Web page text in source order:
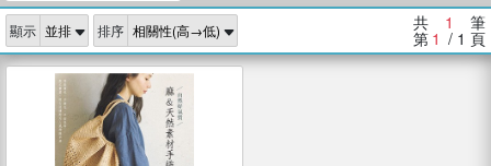
獎 臺灣漫遊錄 、 方念華 、 台灣的李
登輝時代
數學女孩：黎曼猜想 、
偉大的迷走神經
顯示 排序 共 1 筆
第 1 / 1 頁